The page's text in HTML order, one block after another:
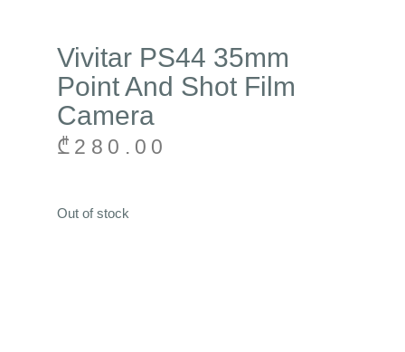
Vivitar PS44 35mm
Point And Shot Film
Camera
₾ 280.00
Out of stock